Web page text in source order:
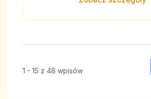
1 - 15 z 48 wpisów